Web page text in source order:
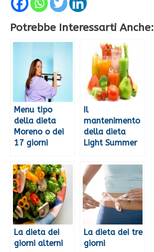
Potrebbe Interessarti Anche:
Menu tipo
della dieta
Moreno o dei
17 giorni
Il
mantenimento
della dieta
Light Summer
La dieta dei
giorni alterni
La dieta dei tre
giorni